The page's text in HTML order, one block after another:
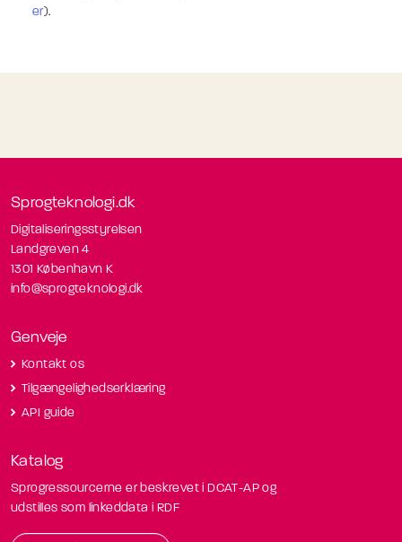
er).
Sprogteknologi.dk
Digitaliseringsstyrelsen
Landgreven 4
1301 København K
info@sprogteknologi.dk
Genveje
Kontakt os
Tilgængelighedserklæring
API guide
Katalog
Sprogressourcerne er beskrevet i DCAT-AP og
udstilles som linkeddata i RDF